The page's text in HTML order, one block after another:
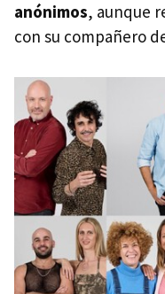
anónimos, aunque
con su compañero